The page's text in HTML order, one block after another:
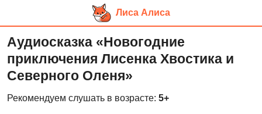
основному
контенту
Лиса Алиса
Аудиосказка «Новогодние
приключения Лисенка Хвостика и
Северного Оленя»
Рекомендуем слушать в возрасте: 5+